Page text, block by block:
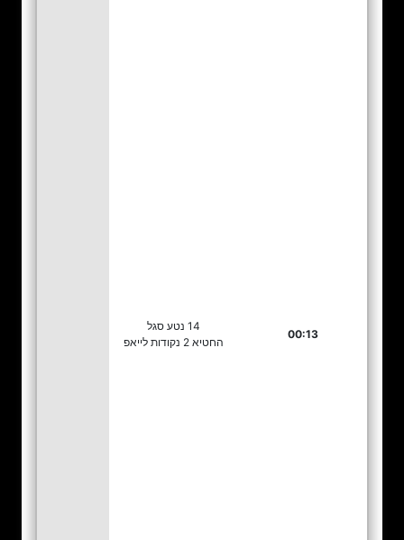
00:13
14 נטע סגל
החטיא 2 נקודות לייאפ